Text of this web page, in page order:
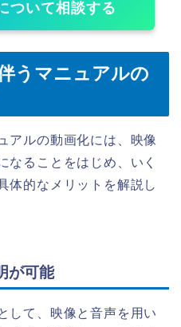
ついて相談する
うマニュアルの
アルの動画化には、映像
なることをはじめ、いく
体的なメリットを解説し
が可能
して、映像と音声を用い